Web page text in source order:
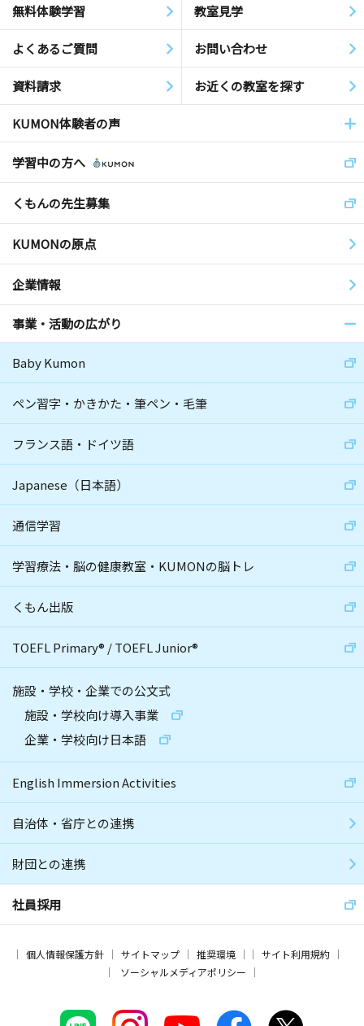
無料体験学習 教室見学
よくあるご質問 お問い合わせ
資料請求 お近くの教室を探す
KUMON体験者の声
学習中の方へ
くもんの先生募集
KUMONの原点
企業情報
事業・活動の広がり
Baby Kumon
ペン習字・かきかた・筆ペン・毛筆
フランス語・ドイツ語
Japanese（日本語）
通信学習
学習療法・脳の健康教室・KUMONの脳トレ
くもん出版
TOEFL Primary® /TOEFL Junior®
施設・学校・企業での公文式
施設・学校向け導入事業
企業・学校向け日本語
English Immersion Activities
自治体・省庁との連携
財団との連携
社員採用
個人情報保護方針 サイトマップ 推奨環境
サイト利用規約
ソーシャルメディアポリシー